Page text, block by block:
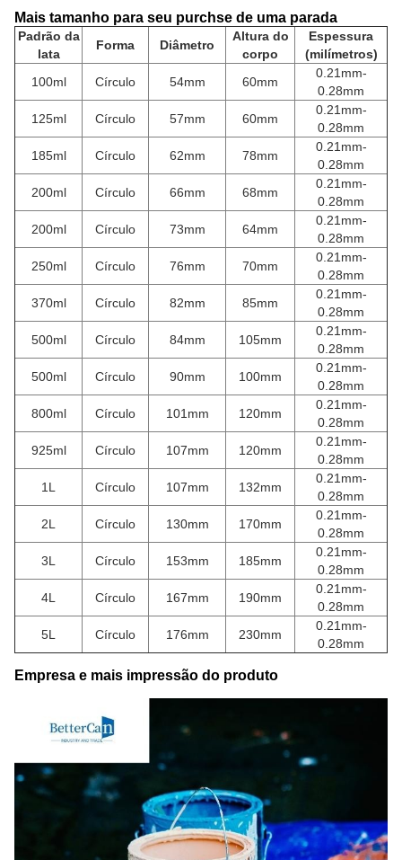
Mais tamanho para seu purchse de uma parada
Padrão da
lata
Forma Diâmetro
Altura do
corpo
Espessura
(milímetros)
100ml
Círculo 54mm 60mm
0.21mm-
0.28mm
125ml
Círculo 57mm 60mm
0.21mm-
0.28mm
185ml
Círculo 62mm 78mm
0.21mm-
0.28mm
200ml
Círculo 66mm 68mm
0.21mm-
0.28mm
200ml
Círculo 73mm 64mm
0.21mm-
0.28mm
250ml
Círculo 76mm 70mm
0.21mm-
0.28mm
370ml
Círculo 82mm 85mm
0.21mm-
0.28mm
500ml
Círculo 84mm 105mm
0.21mm-
0.28mm
500ml
Círculo 90mm 100mm
0.21mm-
0.28mm
800ml
Círculo 101mm 120mm
0.21mm-
0.28mm
925ml
Círculo 107mm 120mm
0.21mm-
0.28mm
1L
Círculo 107mm 132mm
0.21mm-
0.28mm
2L
Círculo 130mm 170mm
0.21mm-
0.28mm
3L
Círculo 153mm 185mm
0.21mm-
0.28mm
4L
Círculo 167mm 190mm
0.21mm-
0.28mm
5L
Círculo 176mm 230mm
0.21mm-
0.28mm
Empresa e mais impressão do produto